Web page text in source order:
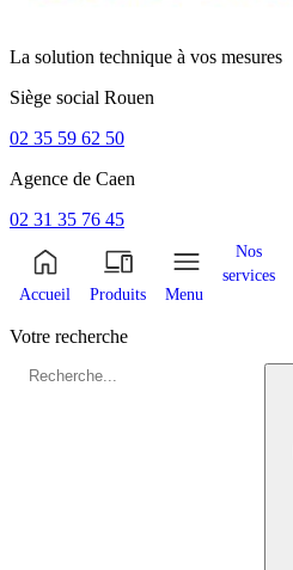
La solution technique à vos mesures
Siège social Rouen
02 35 59 62 50
Agence de Caen
02 31 35 76 45
Accueil Produits Menu
Nos
services
Votre recherche